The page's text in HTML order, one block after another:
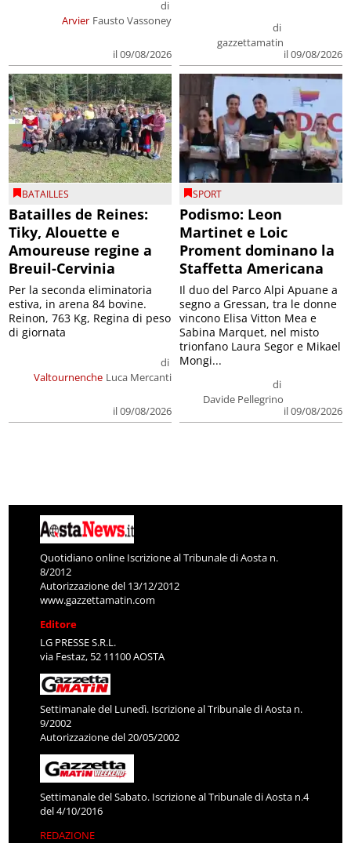
Arvier
di
Fausto Vassoney
il 09/08/2026
di
gazzettamatin
il 09/08/2026
BATAILLES
Batailles de Reines:
Tiky, Alouette e
Amoureuse regine a
Breuil-Cervinia
Valtournenche
di
Luca Mercanti
il 09/08/2026
Per la seconda eliminatoria
estiva, in arena 84 bovine.
Reinon, 763 Kg, Regina di peso
di giornata
SPORT
Podismo: Leon
Martinet e Loic
Proment dominano la
Staffetta Americana
di
Davide Pellegrino
il 09/08/2026
Il duo del Parco Alpi Apuane a
segno a Gressan, tra le donne
vincono Elisa Vitton Mea e
Sabina Marquet, nel misto
trionfano Laura Segor e Mikael
Mongi...
Quotidiano online Iscrizione al Tribunale di Aosta n.
8/2012
Autorizzazione del 13/12/2012
www.gazzettamatin.com
Editore
LG PRESSE S.R.L.
via Festaz, 52 11100 AOSTA
Settimanale del Lunedì. Iscrizione al Tribunale di Aosta n.
9/2002
Autorizzazione del 20/05/2002
Settimanale del Sabato. Iscrizione al Tribunale di Aosta n.4
del 4/10/2016
REDAZIONE